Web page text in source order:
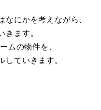
なにかを考えながら、
きます。
ムの物件を、
していきます。